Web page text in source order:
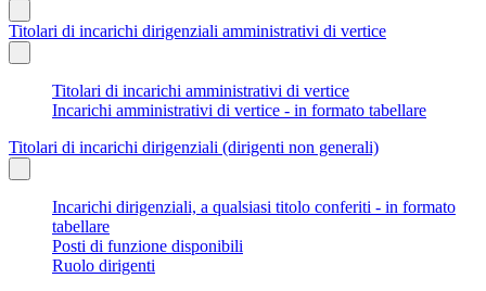
Titolari di incarichi dirigenziali amministrativi di vertice
Titolari di incarichi amministrativi di vertice
Incarichi amministrativi di vertice - in formato tabellare
Titolari di incarichi dirigenziali (dirigenti non generali)
Incarichi dirigenziali, a qualsiasi titolo conferiti - in formato
tabellare
Posti di funzione disponibili
Ruolo dirigenti